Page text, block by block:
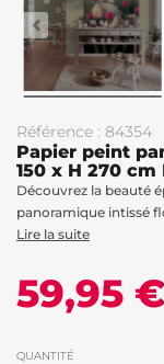
Référence : 84354
Papier peint
150 x H 270 cm
Découvrez la beauté
panoramique intissé
Lire la suite
59,95
QUANTITÉ